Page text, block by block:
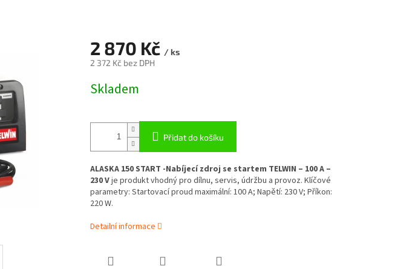
2 870 Kč / ks
2 372 Kč bez DPH
cena:
Skladem
Přidat do košíku
ALASKA 150 START -Nabíjecí zdroj se startem TELWIN – 100 A –
230 Vje produkt vhodný pro dílnu, servis, údržbu a provoz. Klíčové
parametry: Startovací proud maximální: 100 A; Napětí: 230 V; Příkon:
220 W.
Detailní informace